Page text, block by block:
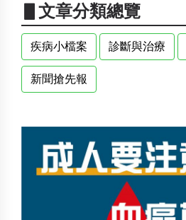
▋文章分類總覽
疾病小檔案 診斷與治療
新聞搶先報